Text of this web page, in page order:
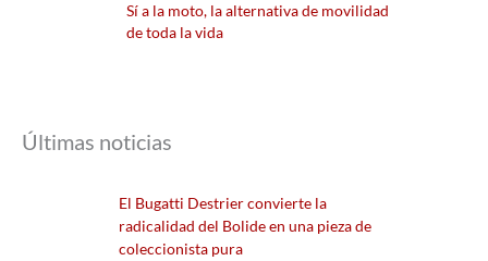
Sí a la moto, la alternativa de movilidad
de toda la vida
Últimas noticias
El Bugatti Destrier convierte la
radicalidad del Bolide en una pieza de
coleccionista pura